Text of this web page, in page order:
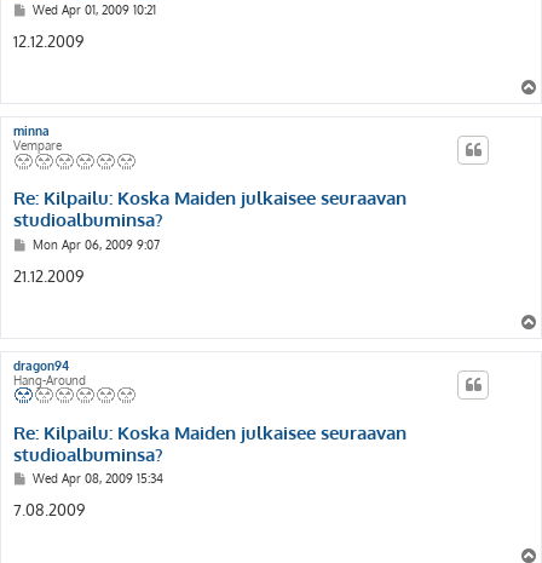
P
s
t
Wed Apr 01, 2009 10:21
12.12.2009
minna
Vempare
Re: Kilpailu: Koska Maiden julkaisee seuraavan
studioalbuminsa?
P
s
t
Mon Apr 06, 2009 9:07
21.12.2009
dragon94
Hang-Around
Re: Kilpailu: Koska Maiden julkaisee seuraavan
studioalbuminsa?
P
s
t
Wed Apr 08, 2009 15:34
7.08.2009